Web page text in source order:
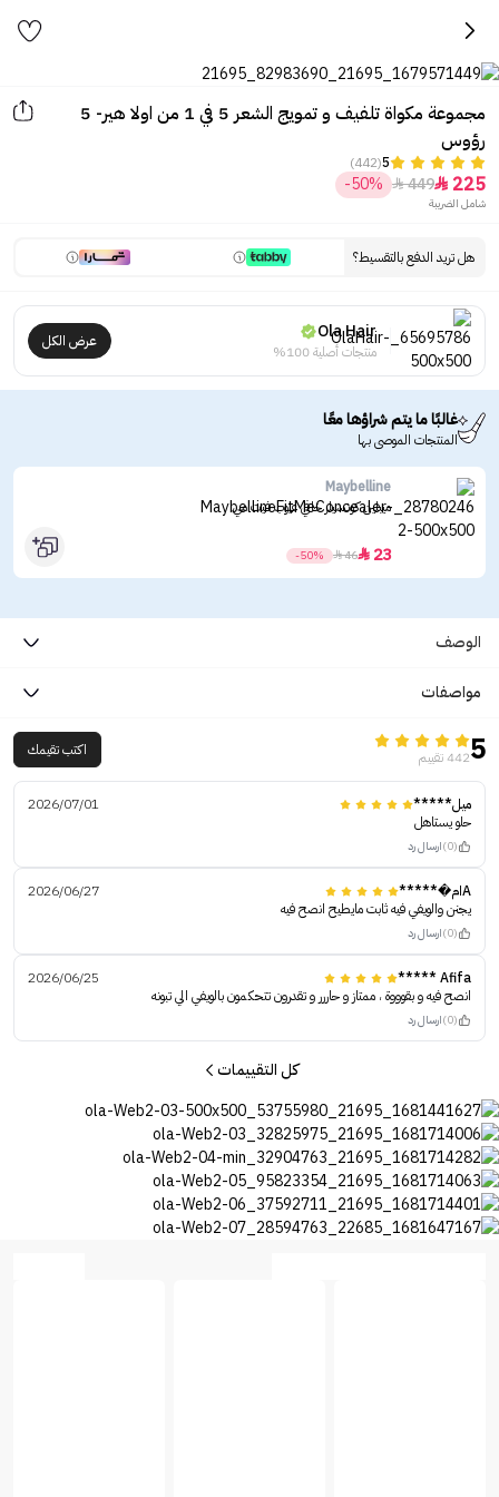
مجموعة مكواة تلفيف و تمويج الشعر 5 في 1 من اولا هير- 5
رؤوس
5
(442)
225

449

-50%
شامل الضريبة
هل تريد الدفع بالتقسيط؟
Ola Hair
منتجات أصلية 100%
عرض الكل
غالبًا ما يتم شراؤها معًا
المنتجات الموصى بها
Maybelline
ميبلين كونسيلر خافي عيوب فيت مي
23

46

-50%
الوصف
مواصفات
5442 تقييم اكتب تقيمك
ميل*****
2026/07/01
حلو يستاهل
(0) ارسال رد
Aام�*****
2026/06/27
يجنن والويفي فيه ثابت مايطيح انصح فيه
(0) ارسال رد
Afifa *****
2026/06/25
انصح فيه و بقوووة ، ممتاز و حاررر و تقدرون تتحكمون بالويفي الي تبونه
(0) ارسال رد
كل التقييمات